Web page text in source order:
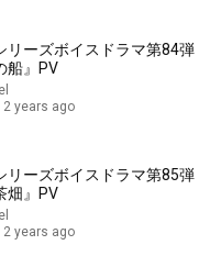
【総集編】
リーズボイスドラマ第84弾
船』PV
2 years ago
リーズボイスドラマ第85弾
畑』PV
2 years ago